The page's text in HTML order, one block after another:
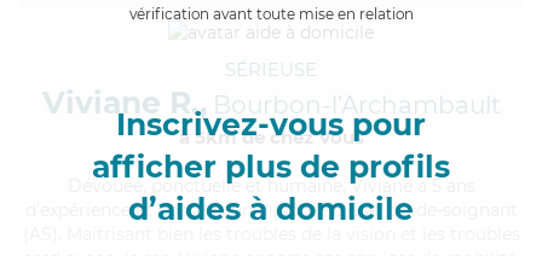
vérification avant toute mise en relation
Inscrivez-vous pour
afficher plus de profils
d’aides à domicile
SÉRIEUSE
Viviane R., Bourbon-l'Archambault
à 5km de chez Vous
, ponctuelle et humaine, Viviane a 5 ans
d'expérience et possède un diplôme d'Etat d'aide-soignant